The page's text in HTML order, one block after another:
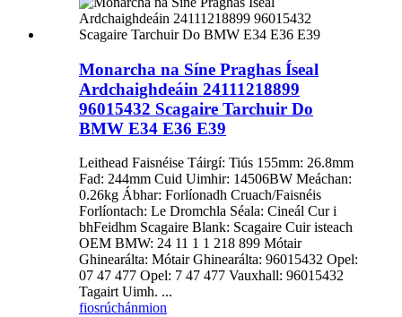
Monarcha na Síne Praghas Íseal
Ardchaighdeáin 24111218899
96015432 Scagaire Tarchuir Do
BMW E34 E36 E39
Leithead Faisnéise Táirgí: Tiús 155mm: 26.8mm
Fad: 244mm Cuid Uimhir: 14506BW Meáchan:
0.26kg Ábhar: Forlíonadh Cruach/Faisnéis
Forlíontach: Le Dromchla Séala: Cineál Cur i
bhFeidhm Scagaire Blank: Scagaire Cuir isteach
OEM BMW: 24 11 1 1 218 899 Mótair
Ghinearálta: Mótair Ghinearálta: 96015432 Opel:
07 47 477 Opel: 7 47 477 Vauxhall: 96015432
Tagairt Uimh. ...
fiosrúchánmion